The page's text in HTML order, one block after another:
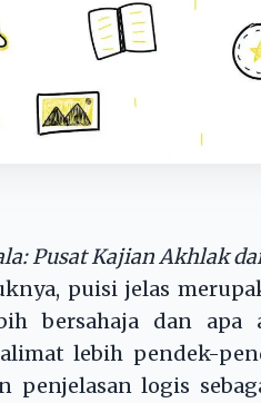
Pusat Kajian Akhlak
puisi jelas
bersahaja dan apa
lebih pendek-
logis